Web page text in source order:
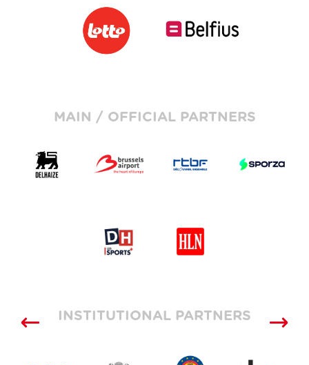
MAIN / OFFICIAL PARTNERS
INSTITUTIONAL PARTNERS